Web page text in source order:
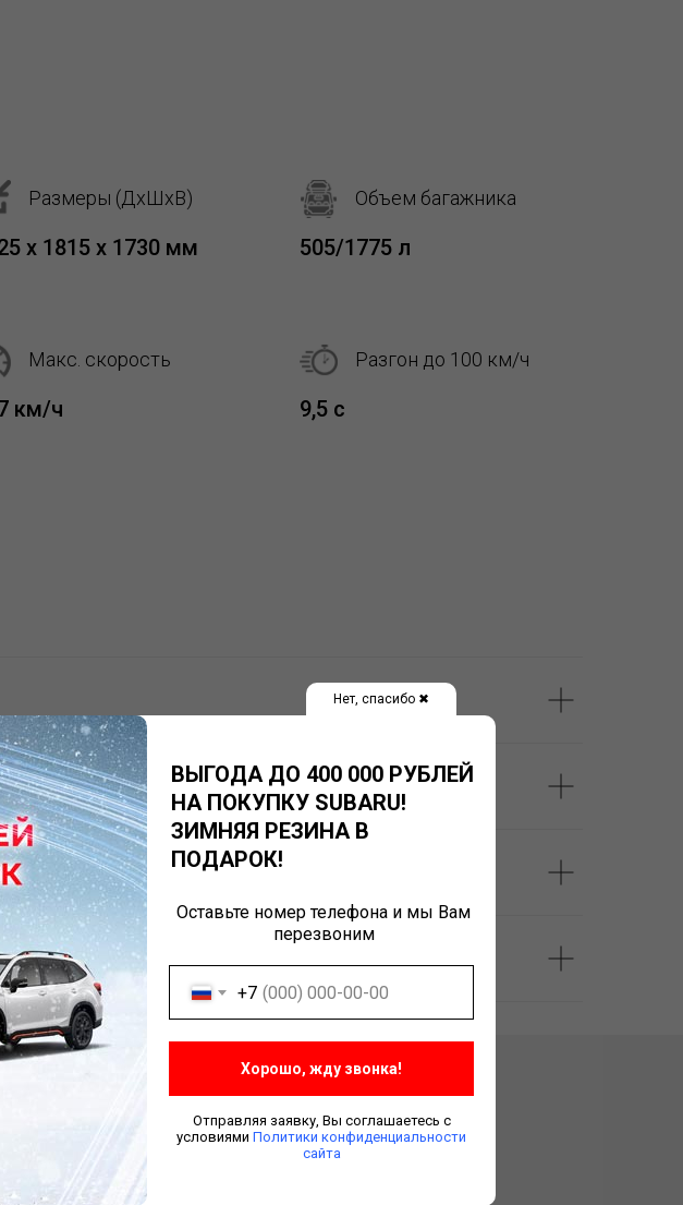
Размеры (ДхШхВ)
х 1815 х 1730 мм
Объем багажника
505/1775 л
Макс. скорость
км/ч
Разгон до 100 км/ч
9,5 с
условиях
платеж на этот
Нет, спасибо ✖
+7
Хорошо, жду звонка!
Отправляя заявку, Вы соглашаетесь с
условиями Политики конфиденциальности
сайта
ВЫГОДА ДО 400 000 РУБЛЕЙ
НА ПОКУПКУ SUBARU!
ЗИМНЯЯ РЕЗИНА В
ПОДАРОК!
Оставьте номер телефона и мы Вам
перезвоним